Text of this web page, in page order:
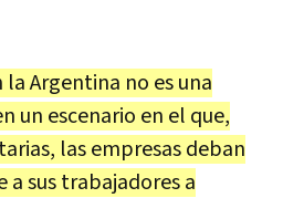
Argentina no es una
un escenario en el que,
las empresas deban
a sus trabajadores a